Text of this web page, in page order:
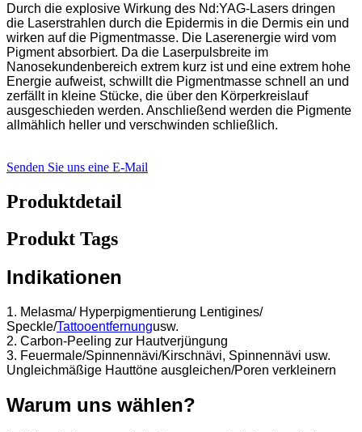
Durch die explosive Wirkung des Nd:YAG-Lasers dringen
die Laserstrahlen durch die Epidermis in die Dermis ein und
wirken auf die Pigmentmasse. Die Laserenergie wird vom
Pigment absorbiert. Da die Laserpulsbreite im
Nanosekundenbereich extrem kurz ist und eine extrem hohe
Energie aufweist, schwillt die Pigmentmasse schnell an und
zerfällt in kleine Stücke, die über den Körperkreislauf
ausgeschieden werden. Anschließend werden die Pigmente
allmählich heller und verschwinden schließlich.
Senden Sie uns eine E-Mail
Produktdetail
Produkt Tags
Indikationen
1. Melasma/ Hyperpigmentierung Lentigines/
Speckle/Tattooentfernungusw.
2. Carbon-Peeling zur Hautverjüngung
3. Feuermale/Spinnennävi/Kirschnävi, Spinnennävi usw.
Ungleichmäßige Hauttöne ausgleichen/Poren verkleinern
Warum uns wählen?